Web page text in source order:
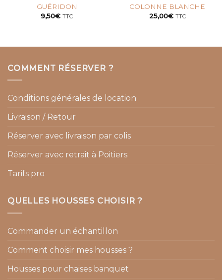
GUÉRIDON
9,50€ TTC
COLONNE BLANCHE
25,00€ TTC
COMMENT RÉSERVER ?
Conditions générales de location
Livraison / Retour
Réserver avec livraison par colis
Réserver avec retrait à Poitiers
Tarifs pro
QUELLES HOUSSES CHOISIR ?
Commander un échantillon
Comment choisir mes housses ?
Housses pour chaises banquet